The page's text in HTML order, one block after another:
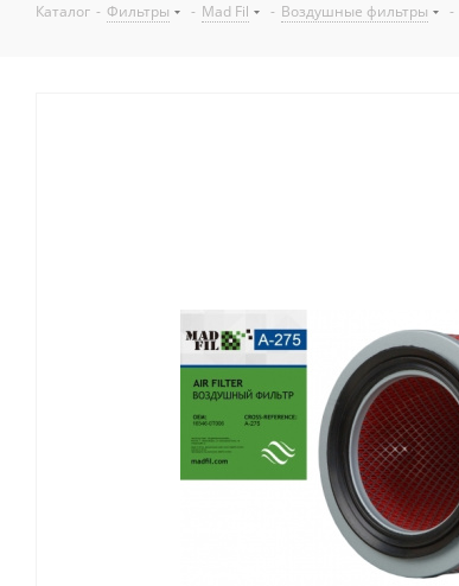
Каталог - Фильтры - Mad Fil - Воздушные фильтры -